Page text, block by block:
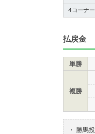
4コーナー
払戻金
単勝
複勝
・
勝馬